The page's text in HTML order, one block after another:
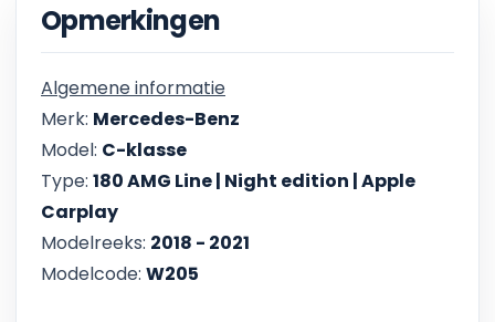
Opmerkingen
Algemene informatie
Merk: Mercedes-Benz
Model: C-klasse
Type: 180 AMG Line | Night edition | Apple
Carplay
Modelreeks: 2018 - 2021
Modelcode: W205